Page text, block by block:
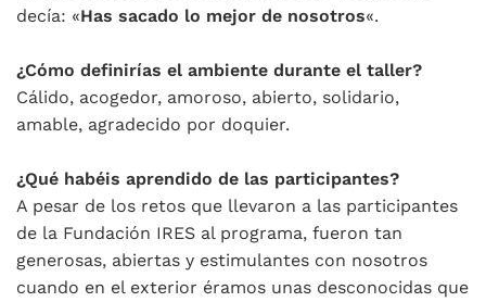
decía: «Has sacado lo mejor de nosotros«.
¿Cómo definirías el ambiente durante el taller?
Cálido, acogedor, amoroso, abierto, solidario,
amable, agradecido por doquier.
¿Qué habéis aprendido de las participantes?
A pesar de los retos que llevaron a las participantes
de la Fundación IRES al programa, fueron tan
generosas, abiertas y estimulantes con nosotros
cuando en el exterior éramos unas desconocidas que